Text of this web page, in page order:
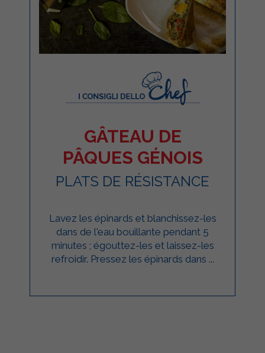
GÂTEAU DE
PÂQUES GÉNOIS
PLATS DE RÉSISTANCE
Lavez les épinards et blanchissez-les
dans de l'eau bouillante pendant 5
minutes ; égouttez-les et laissez-les
refroidir. Pressez les épinards dans ...